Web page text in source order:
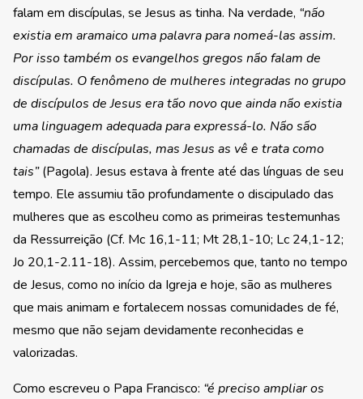
falam em discípulas, se Jesus as tinha. Na verdade, “não
existia em aramaico uma palavra para nomeá-las assim.
Por isso também os evangelhos gregos não falam de
discípulas. O fenômeno de mulheres integradas no grupo
de discípulos de Jesus era tão novo que ainda não existia
uma linguagem adequada para expressá-lo. Não são
chamadas de discípulas, mas Jesus as vê e trata como
tais”(Pagola). Jesus estava à frente até das línguas de seu
tempo. Ele assumiu tão profundamente o discipulado das
mulheres que as escolheu como as primeiras testemunhas
da Ressurreição (Cf. Mc 16,1-11; Mt 28,1-10; Lc 24,1-12;
Jo 20,1-2.11-18). Assim, percebemos que, tanto no tempo
de Jesus, como no início da Igreja e hoje, são as mulheres
que mais animam e fortalecem nossas comunidades de fé,
mesmo que não sejam devidamente reconhecidas e
valorizadas.
Como escreveu o Papa Francisco: “é preciso ampliar os